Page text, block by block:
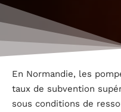
En Normandie, les
taux de subvention
sous conditions de